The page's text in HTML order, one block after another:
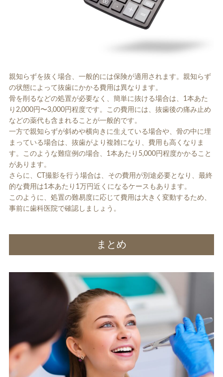
親知らずを抜く場合、一般的には保険が適用されます。親知らず
の状態によって抜歯にかかる費用は異なります。
骨を削るなどの処置が必要なく、簡単に抜ける場合は、1本あた
り2,000円〜3,000円程度です。この費用には、抜歯後の痛み止め
などの薬代も含まれることが一般的です。
一方で親知らずが斜めや横向きに生えている場合や、骨の中に埋
まっている場合は、抜歯がより複雑になり、費用も高くなりま
す。このような難症例の場合、1本あたり5,000円程度かかること
があります。
さらに、CT撮影を行う場合は、その費用が別途必要となり、最終
的な費用は1本あたり1万円近くになるケースもあります。
このように、処置の難易度に応じて費用は大きく変動するため、
事前に歯科医院で確認しましょう。
まとめ